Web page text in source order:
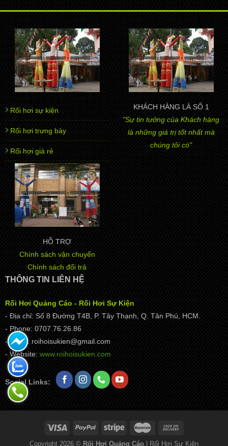
Rối hơi sự kiện
Rối hơi trưng bày
Rối hơi giá rẻ
KHÁCH HÀNG LÀ SỐ 1
"Sự tin tưởng của Khách hàng
là những giá trị tốt nhất mà
chúng tôi có"
HỖ TRỢ
Chính sách vận chuyển
Chính sách đổi trả
THÔNG TIN LIÊN HỆ
Rối Hơi Quảng Cáo - Rối Hơi Sự Kiện
- Địa chỉ: Số 8 Đường T4B, P. Tây Thạnh, Q. Tân Phú, HCM.
- Phone: 0707.76.26.86
- Email: roihoisukien@gmail.com
- Website: www.roihoisukien.com
Social Links:
Copyright 2026 © Rối Hơi Quảng Cáo | Rối Hơi Sự Kiện